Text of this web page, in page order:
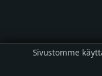
Sivustomme